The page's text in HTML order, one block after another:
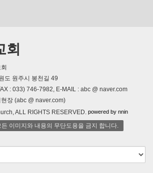
회
도 원주시 봉천길 49
: 033) 746-7982, E-MAIL : abc @ naver.com
장 (abc @ naver.com)
ALL RIGHTS RESERVED. powered by nnin
이미지와 내용의 무단도용을 금지 합니다.